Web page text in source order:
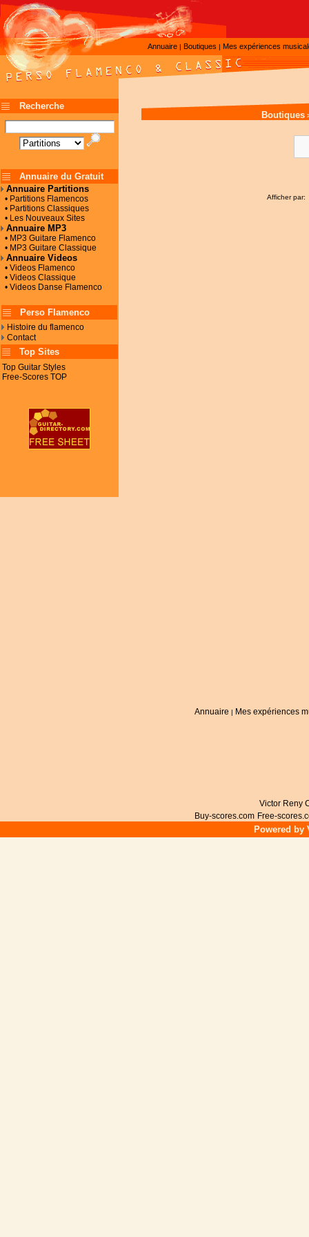
Annuaire | Boutiques | Mes expériences
Recherche
Annuaire du Gratuit
Annuaire Partitions
• Partitions Flamencos
• Partitions Classiques
• Les Nouveaux Sites
Annuaire MP3
• MP3 Guitare Flamenco
• MP3 Guitare Classique
Annuaire Videos
• Videos Flamenco
• Videos Classique
• Videos Danse Flamenco
Perso Flamenco
Histoire du flamenco
Contact
Top Sites
Top Guitar Styles
Free-Scores TOP
Boutiques
Afficher par:
Annuaire | Mes expériences
Victor Reny
Buy-scores.com Free-
Powered by